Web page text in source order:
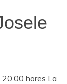
20.00 hores La